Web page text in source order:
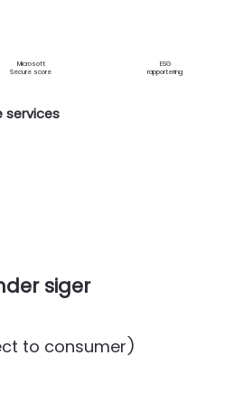
Microsoft
Secure score
ESG
rapportering
services
siger
to consumer)